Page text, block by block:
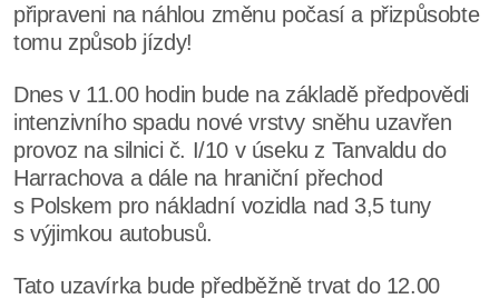
připraveni na náhlou změnu počasí a přizpůsobte
tomu způsob jízdy!
Dnes v 11.00 hodin bude na základě předpovědi
intenzivního spadu nové vrstvy sněhu uzavřen
provoz na silnici č. I/10 v úseku z Tanvaldu do
Harrachova a dále na hraniční přechod
s Polskem pro nákladní vozidla nad 3,5 tuny
s výjimkou autobusů.
Tato uzavírka bude předběžně trvat do 12.00